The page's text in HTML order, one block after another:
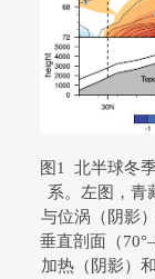
图1 北半球冬
系。左图，青
与位涡（阴影
垂直剖面（
加热（阴影）